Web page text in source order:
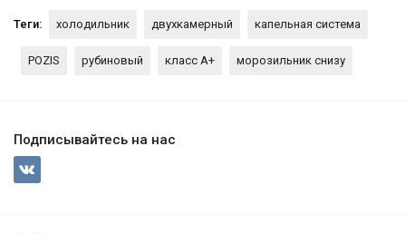
Теги: холодильник двухкамерный капельная система
POZIS рубиновый класс A+ морозильник снизу
Подписывайтесь на нас